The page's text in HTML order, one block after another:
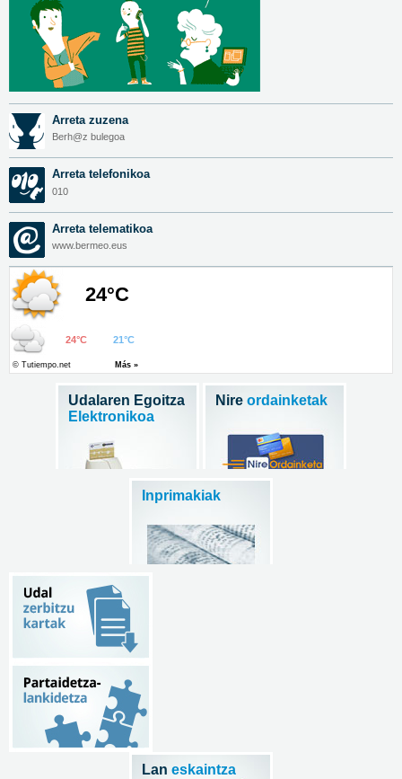
Arreta zuzena
Berh@z bulegoa
Arreta telefonikoa
010
Arreta telematikoa
www.bermeo.eus
Udalaren Egoitza
Elektronikoa
Nire ordainketak
Inprimakiak
Lan eskaintza